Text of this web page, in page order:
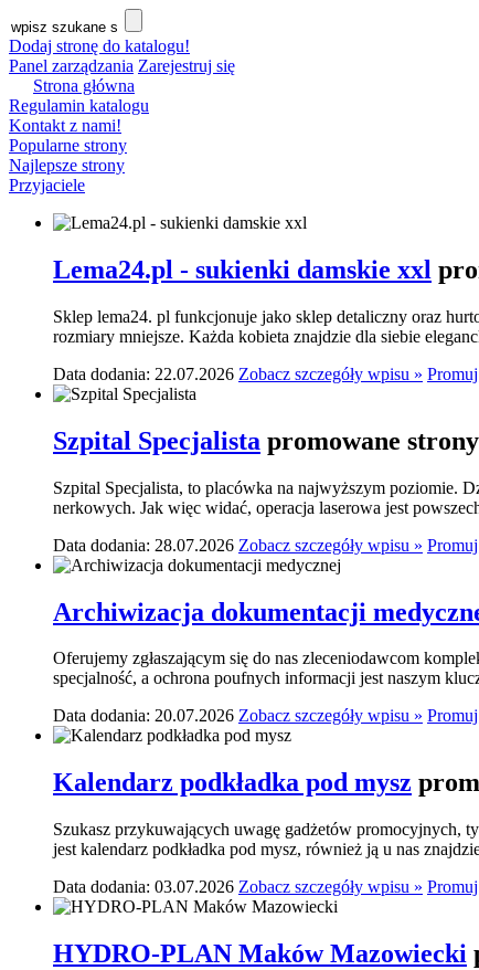
Dodaj stronę do katalogu!
Panel zarządzania Zarejestruj się
Strona główna
Regulamin katalogu
Kontakt z nami!
Popularne strony
Najlepsze strony
Przyjaciele
Lema24.pl - sukienki damskie xxl
Sklep lema24. pl funkcjonuje jako sklep detaliczny oraz
rozmiary mniejsze. Każda kobieta znajdzie dla siebie
Data dodania: 22.07.2026 Zobacz szczegóły wpisu »
Szpital Specjalista promowane
Szpital Specjalista, to placówka na najwyższym poziomie.
nerkowych. Jak więc widać, operacja laserowa jest
Data dodania: 28.07.2026 Zobacz szczegóły wpisu »
Archiwizacja dokumentacji
Oferujemy zgłaszającym się do nas zleceniodawcom
specjalność, a ochrona poufnych informacji jest naszym
Data dodania: 20.07.2026 Zobacz szczegóły wpisu »
Kalendarz podkładka pod mysz
Szukasz przykuwających uwagę gadżetów promocyjnych,
jest kalendarz podkładka pod mysz, również ją u nas
Data dodania: 03.07.2026 Zobacz szczegóły wpisu »
HYDRO-PLAN Maków Mazowiecki